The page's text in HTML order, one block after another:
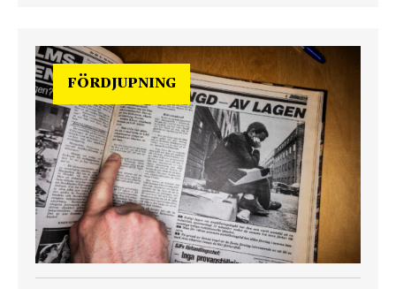
FÖRDJUPNING